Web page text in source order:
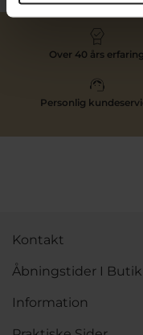
Over 40 års erfaring
Personlig
Kontakt
Åbningstider I
Information